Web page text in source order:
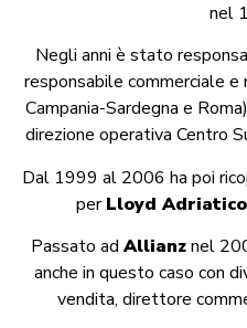
nel
Negli anni è stato
responsabile commerciale
Campania-Sardegna e
direzione operativa Centro
Dal 1999 al 2006 ha poi
perLloyd
Passato adAllianznel
anche in questo caso con
vendita, direttore